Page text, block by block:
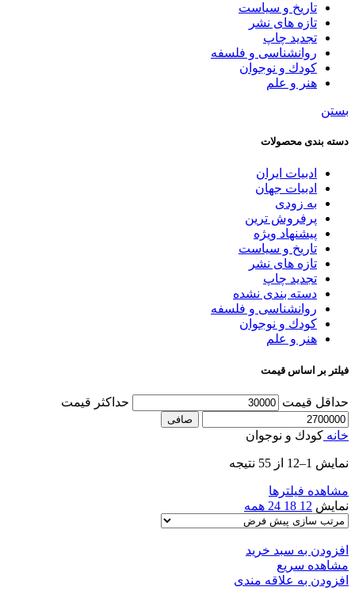
تاریخ و سیاست
تازه های نشر
تجدید چاپ
روانشناسی و فلسفه
کودك و نوجوان
هنر و علم
بستن
دسته بندی محصولات
ادبیات ایران
ادبیات جهان
به زودی
پرفروش ترین
پیشنهاد ویژه
تاریخ و سیاست
تازه های نشر
تجدید چاپ
دسته بندی نشده
روانشناسی و فلسفه
کودك و نوجوان
هنر و علم
فیلتر بر اساس قیمت
حداقل قیمت حداكثر قيمت
صافی
خانه کودك و نوجوان
نمایش 1–12 از 55 نتیجه
مشاهده فیلترها
نمایش 12
18
24 همه
افزودن به سبد خرید
مشاهده سریع
افزودن به علاقه مندی